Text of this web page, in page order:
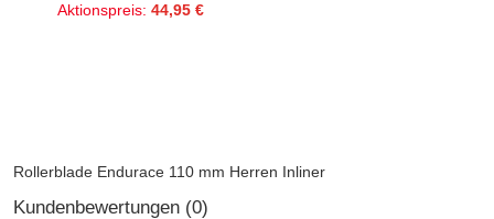
Aktionspreis: 44,95 €
Rollerblade Endurace 110 mm Herren Inliner
Kundenbewertungen (0)